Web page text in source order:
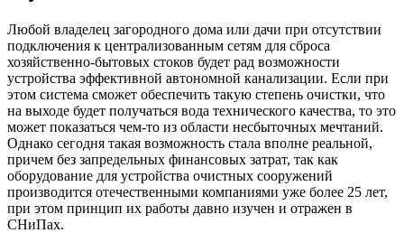
Любой владелец загородного дома или дачи при отсутствии
подключения к централизованным сетям для сброса
хозяйственно-бытовых стоков будет рад возможности
устройства эффективной автономной канализации. Если при
этом система сможет обеспечить такую степень очистки, что
на выходе будет получаться вода технического качества, то это
может показаться чем-то из области несбыточных мечтаний.
Однако сегодня такая возможность стала вполне реальной,
причем без запредельных финансовых затрат, так как
оборудование для устройства очистных сооружений
производится отечественными компаниями уже более 25 лет,
при этом принцип их работы давно изучен и отражен в
СНиПах.